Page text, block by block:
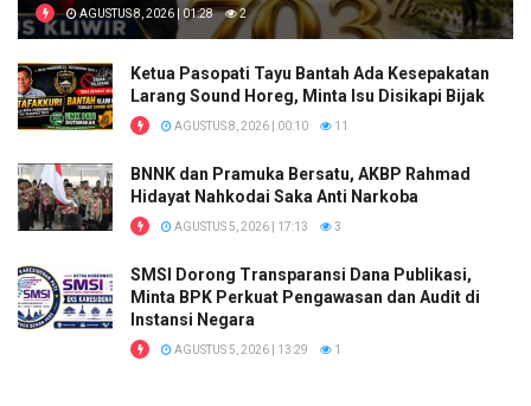
AGUSTUS 8, 2026 | 01:28 2
Ketua Pasopati Tayu Bantah Ada Kesepakatan
Larang Sound Horeg, Minta Isu Disikapi Bijak
AGUSTUS 8, 2026 | 00:10 11
BNNK dan Pramuka Bersatu, AKBP Rahmad
Hidayat Nahkodai Saka Anti Narkoba
AGUSTUS 5, 2026 | 17:13 3
SMSI Dorong Transparansi Dana Publikasi,
Minta BPK Perkuat Pengawasan dan Audit di
Instansi Negara
AGUSTUS 5, 2026 | 13:29 1